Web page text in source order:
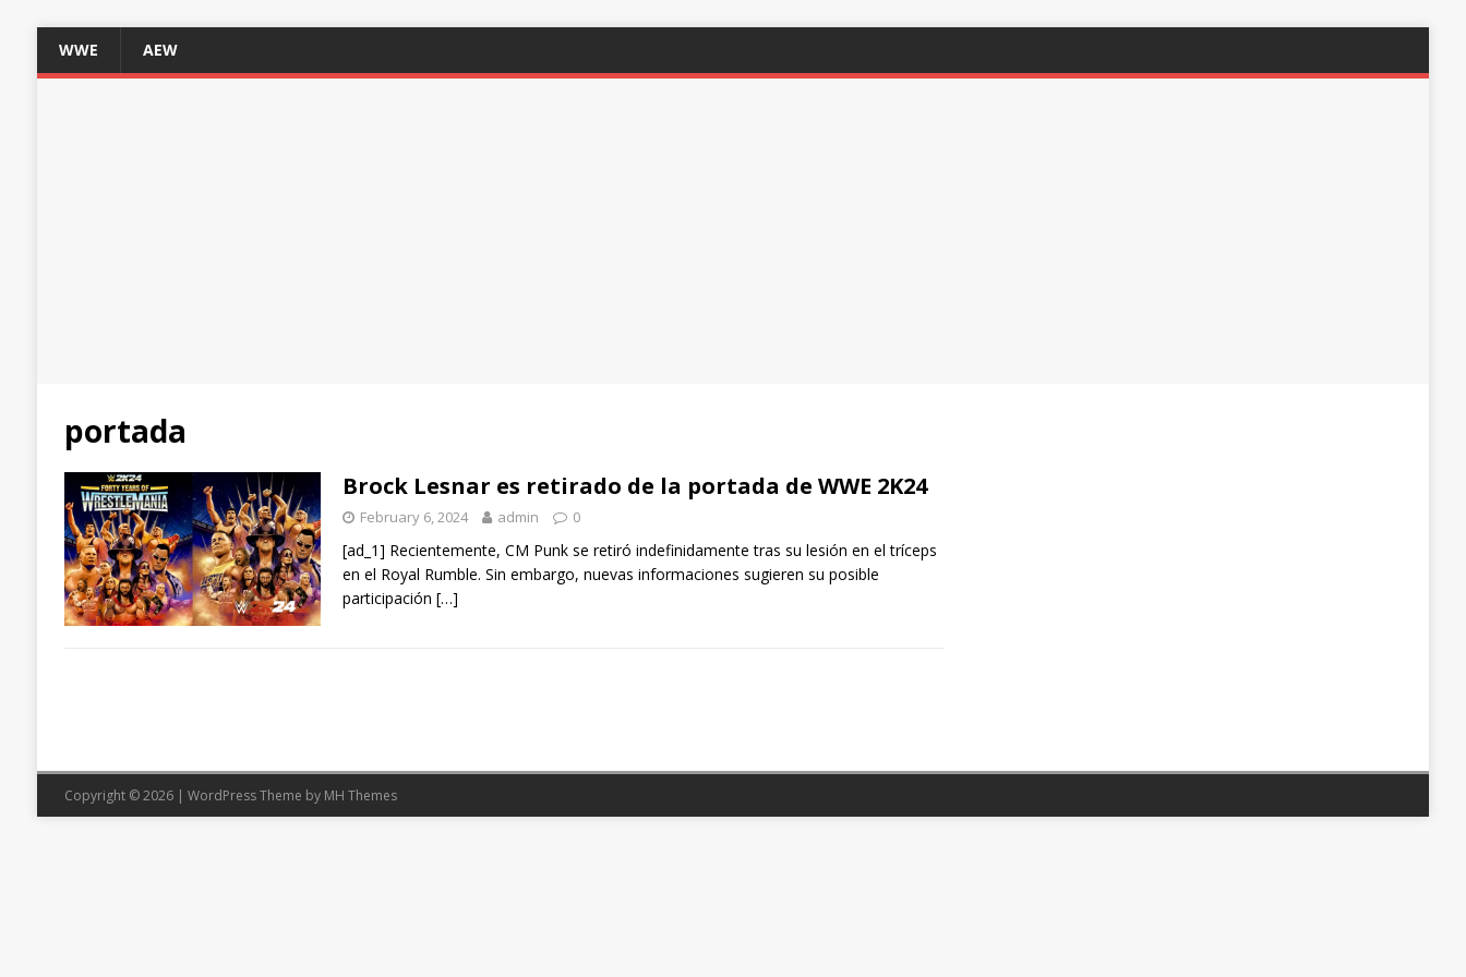
WWE AEW
portada
Brock Lesnar es retirado de la portada de WWE 2K24
February 6, 2024 admin 0
[ad_1] Recientemente, CM Punk se retiró indefinidamente tras su lesión en el tríceps
en el Royal Rumble. Sin embargo, nuevas informaciones sugieren su posible
participación […]
Copyright © 2026 | WordPress Theme by MH Themes